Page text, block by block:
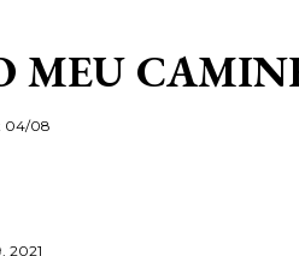
MEU
04/08
2021